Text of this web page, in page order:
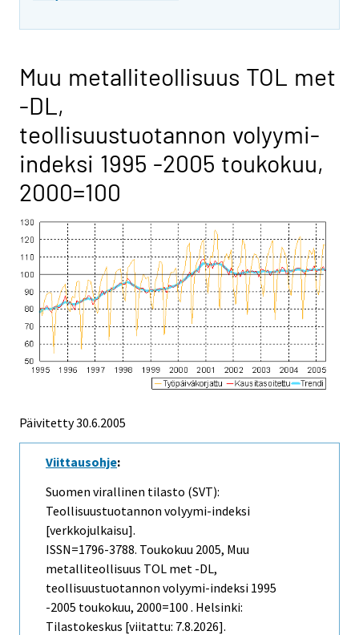
Muu metalliteollisuus TOL met
-DL,
teollisuustuotannon volyymi-
indeksi 1995 -2005 toukokuu,
2000=100
Päivitetty30.6.2005
Viittausohje:
Suomen virallinen tilasto (SVT):
Teollisuustuotannon volyymi-indeksi
[verkkojulkaisu].
ISSN=1796-3788. Toukokuu 2005, Muu
metalliteollisuus TOL met -DL,
teollisuustuotannon volyymi-indeksi 1995
-2005 toukokuu, 2000=100 . Helsinki:
Tilastokeskus [viitattu: 7.8.2026].